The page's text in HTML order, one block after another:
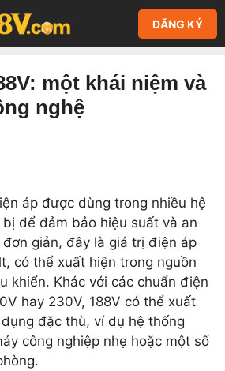
ĐĂNG KÝ
một khái niệm và
nghệ
áp được dùng trong nhiều hệ
để đảm bảo hiệu suất và an
giản, đây là giá trị điện áp
có thể xuất hiện trong nguồn
khiển. Khác với các chuẩn điện
hay 230V, 188V có thể xuất
đặc thù, ví dụ hệ thống
công nghiệp nhẹ hoặc một số